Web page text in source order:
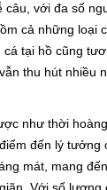
câu, với đa số
cả những loại
tại hồ cũng
thu hút nhiều
như thời
đến lý tưởng
mát, mang